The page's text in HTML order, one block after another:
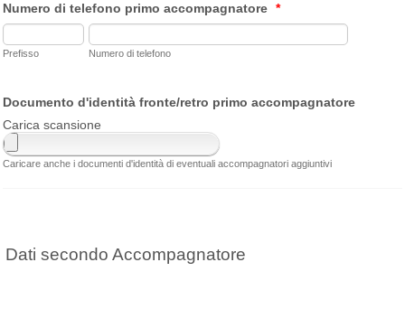
Numero di telefono primo accompagnatore *
Prefisso Numero di telefono
Documento d'identità fronte/retro primo accompagnatore
Carica scansione
Caricare anche i documenti d'identità di eventuali accompagnatori aggiuntivi
Dati secondo Accompagnatore